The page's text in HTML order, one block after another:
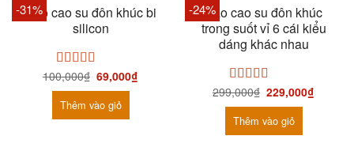
-31%
Bao cao su đôn khúc bi
silicon
Được xếp
hạng5.005
sao
100,000₫ 69,000₫
Thêm vào giỏ
-24%Bao cao su đôn khúc
trong suốt vỉ 6 cái kiểu
dáng khác nhau
Được xếp
hạng5.005
sao
299,000₫ 229,000₫
Thêm vào giỏ